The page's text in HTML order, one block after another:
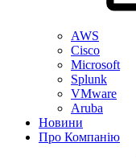
AWS
Cisco
Microsoft
Splunk
VMware
Aruba
Новини
Про Компанію